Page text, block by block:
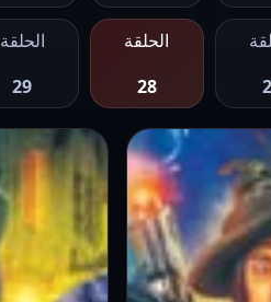
الحلقة
28
الحلقة
29